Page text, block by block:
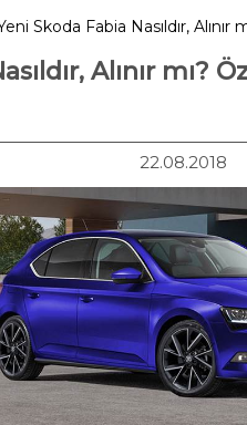
Skoda Fabia Nasıldır, Alınır
Alınır mı?
22.08.2018